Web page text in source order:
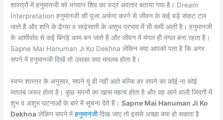
शास्त्रों में हनुमानजी को भगवान शिव का रुद्र अवतार बताया गया है। Dream
Interpretation हनुमानजी की पूजा अर्चना करने से जीवन के कई बड़े संकट टल
जाते हैं और शनि के ढैय्या व साढ़ेसाती के अशुभ प्रभाव में भी कमी आती है। हनुमानजी
के आशीर्वाद से कई बिगड़े काम बन जाते हैं और जीवन में मंगल ही मंगल बना रहता है।
Sapne Mai Hanuman Ji Ko Dekhna लेकिन क्या आपको पता है कि अगर
सपने में हनुमानजी दिखें तो उसका क्या मतलब होता है।
स्वप्न शास्त्र के अनुसार, सपने यूं ही नहीं आते बल्कि हर सपने का कोई ना कोई
मतलब जरूर होता है। कुछ सपनों का खास महत्व होता है और वह आने वाली जिंदगी में
शुभ व अशुभ घटनाओं के बारे में सूचना देते हैं।Sapne Mai Hanuman Ji Ko
Dekhna लेकिन सपने मेंहनुमानजीदिख जाए तो इससे अच्छा क्या हो सकता है